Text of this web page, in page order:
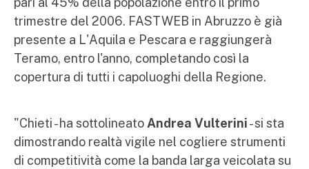
trimestre del 2006. FASTWEB in Abruzzo è già
presente a L'Aquila e Pescara e raggiungerà
Teramo, entro l'anno, completando così la
copertura di tutti i capoluoghi della Regione.
"Chieti - ha sottolineato Andrea Vulterini- si sta
dimostrando realtà vigile nel cogliere strumenti
di competitività come la banda larga veicolata su